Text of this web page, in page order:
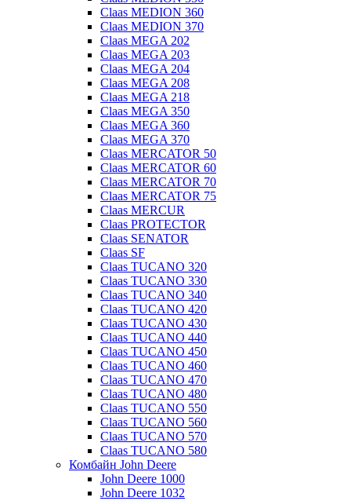
Claas MEDION 360
Claas MEDION 370
Claas MEGA 202
Claas MEGA 203
Claas MEGA 204
Claas MEGA 208
Claas MEGA 218
Claas MEGA 350
Claas MEGA 360
Claas MEGA 370
Claas MERCATOR 50
Claas MERCATOR 60
Claas MERCATOR 70
Claas MERCATOR 75
Claas MERCUR
Claas PROTECTOR
Claas SENATOR
Claas SF
Claas TUCANO 320
Claas TUCANO 330
Claas TUCANO 340
Claas TUCANO 420
Claas TUCANO 430
Claas TUCANO 440
Claas TUCANO 450
Claas TUCANO 460
Claas TUCANO 470
Claas TUCANO 480
Claas TUCANO 550
Claas TUCANO 560
Claas TUCANO 570
Claas TUCANO 580
Комбайн John Deere
John Deere 1000
John Deere 1032